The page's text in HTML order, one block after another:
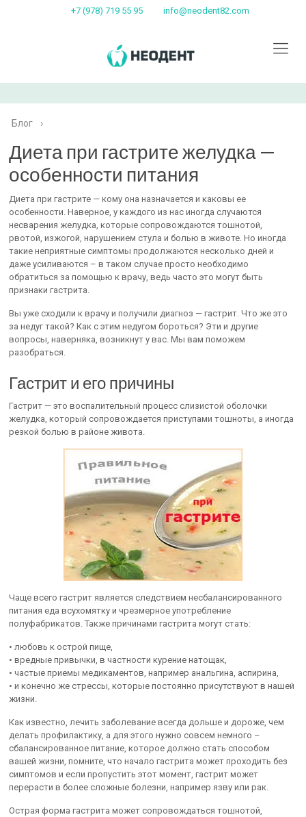
+7 (978) 719 55 95 info@neodent82.com
Блог ›
Диета при гастрите желудка —
особенности питания
Диета при гастрите — кому она назначается и каковы ее
особенности. Наверное, у каждого из нас иногда случаются
несварения желудка, которые сопровождаются тошнотой,
рвотой, изжогой, нарушением стула и болью в животе. Но иногда
такие неприятные симптомы продолжаются несколько дней и
даже усиливаются – в таком случае просто необходимо
обратиться за помощью к врачу, ведь часто это могут быть
признаки гастрита.
Вы уже сходили к врачу и получили диагноз — гастрит. Что же это
за недуг такой? Как с этим недугом бороться? Эти и другие
вопросы, наверняка, возникнут у вас. Мы вам поможем
разобраться.
Гастрит и его причины
Гастрит — это воспалительный процесс слизистой оболочки
желудка, который сопровождается приступами тошноты, а иногда
резкой болью в районе живота.
Чаще всего гастрит является следствием несбалансированного
питания еда всухомятку и чрезмерное употребление
полуфабрикатов. Также причинами гастрита могут стать:
• любовь к острой пище,
• вредные привычки, в частности курение натощак,
• частые приемы медикаментов, например анальгина, аспирина,
• и конечно же стрессы, которые постоянно присутствуют в нашей
жизни.
Как известно, лечить заболевание всегда дольше и дороже, чем
делать профилактику, а для этого нужно совсем немного –
сбалансированное питание, которое должно стать способом
вашей жизни, помните, что начало гастрита может проходить без
симптомов и если пропустить этот момент, гастрит может
перерасти в более сложные болезни, например язву или рак.
Острая форма гастрита может сопровождаться тошнотой,